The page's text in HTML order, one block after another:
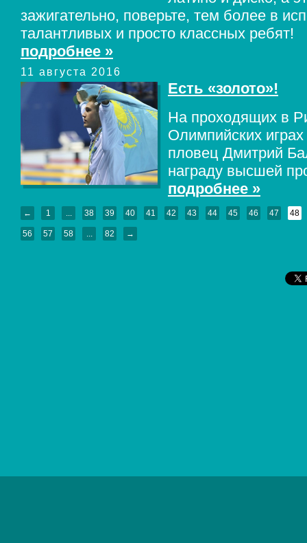
зажигательно, поверьте, тем более в
талантливых и просто классных ребят!
подробнее »
11 августа 2016
Есть «золото»!
На проходящих в
Олимпийских играх
пловец Дмитрий
награду высшей
подробнее »
← 1 ... 38 39 40 41 42 43 44 45 46 47 48
56 57 58 ... 82 →